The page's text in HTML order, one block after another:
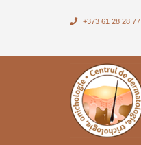
+373 61 28 28 77